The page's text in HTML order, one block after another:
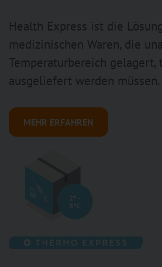
Health Express ist die
medizinischen Waren, die
Temperaturbereich
ausgeliefert werden müssen.
MEHR ERFAHREN